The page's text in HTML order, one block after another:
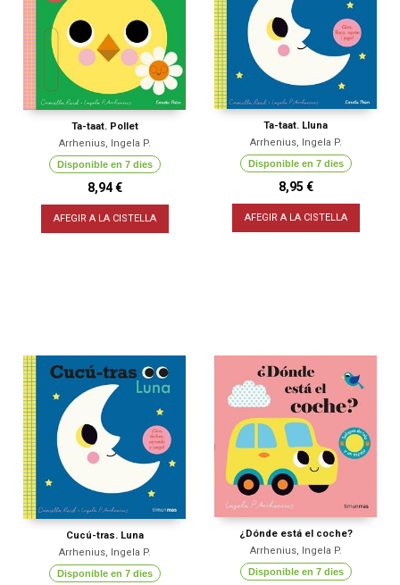
Ta-taat. Pollet
Arrhenius, Ingela P.
Disponible en 7 dies
8,94 €
AFEGIR A LA CISTELLA
Ta-taat. Lluna
Arrhenius, Ingela P.
Disponible en 7 dies
8,95 €
AFEGIR A LA CISTELLA
Cucú-tras. Luna
Arrhenius, Ingela P.
Disponible en 7 dies
¿Dónde está el coche?
Arrhenius, Ingela P.
Disponible en 7 dies